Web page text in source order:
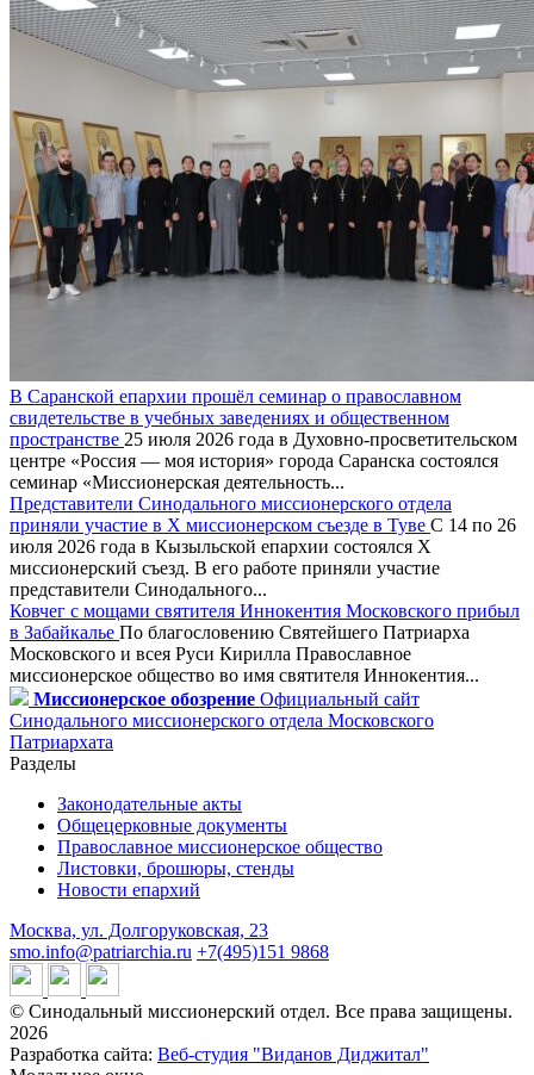
В Саранской епархии прошёл семинар о православном
свидетельстве в учебных заведениях и общественном
пространстве 25 июля 2026 года в Духовно-просветительском
центре «Россия — моя история» города Саранска состоялся
семинар «Миссионерская деятельность...
Представители Синодального миссионерского отдела
приняли участие в X миссионерском съезде в Туве С 14 по 26
июля 2026 года в Кызыльской епархии состоялся X
миссионерский съезд. В его работе приняли участие
представители Синодального...
Ковчег с мощами святителя Иннокентия Московского прибыл
в Забайкалье По благословению Святейшего Патриарха
Московского и всея Руси Кирилла Православное
миссионерское общество во имя святителя Иннокентия...
Миссионерское обозрение Официальный сайт
Синодального миссионерского отдела Московского
Патриархата
Разделы
Законодательные акты
Общецерковные документы
Православное миссионерское общество
Листовки, брошюры, стенды
Новости епархий
Москва, ул. Долгоруковская, 23
smo.info@patriarchia.ru +7(495)151 9868
© Синодальный миссионерский отдел. Все права защищены.
2026
Разработка сайта: Веб-студия "Виданов Диджитал"